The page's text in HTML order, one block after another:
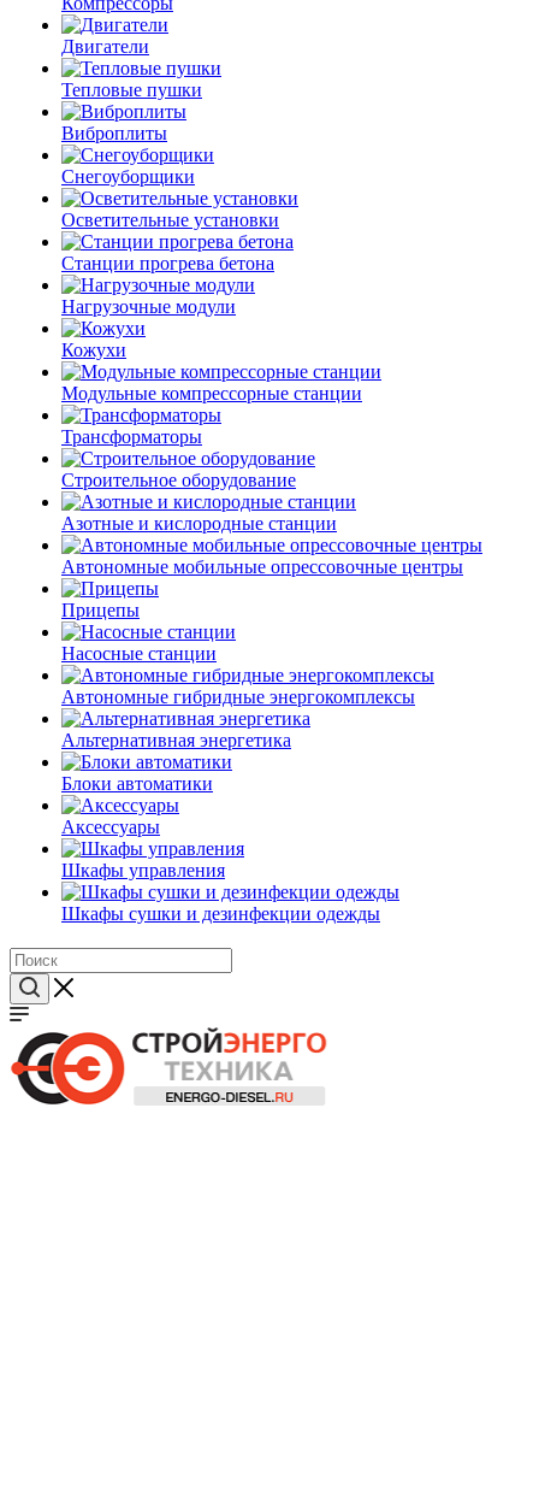
Двигатели
Тепловые пушки
Виброплиты
Снегоуборщики
Осветительные установки
Станции прогрева бетона
Нагрузочные модули
Кожухи
Модульные компрессорные станции
Трансформаторы
Строительное оборудование
Азотные и кислородные станции
Автономные мобильные опрессовочные центры
Прицепы
Насосные станции
Автономные гибридные энергокомплексы
Альтернативная энергетика
Блоки автоматики
Аксессуары
Шкафы управления
Шкафы сушки и дезинфекции одежды